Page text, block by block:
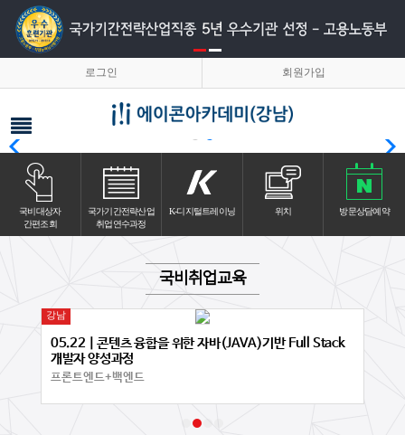
로그인 회원가입
국비대상자
간편조회
국가기간전략산업
취업연수과정
K-디지털트레이닝 위치 방문상담예약
국비취업교육
강남
05.22 | 콘텐츠 융합을 위한 자바(JAVA)기반 Full Stack
개발자 양성과정
프론트엔드+백엔드